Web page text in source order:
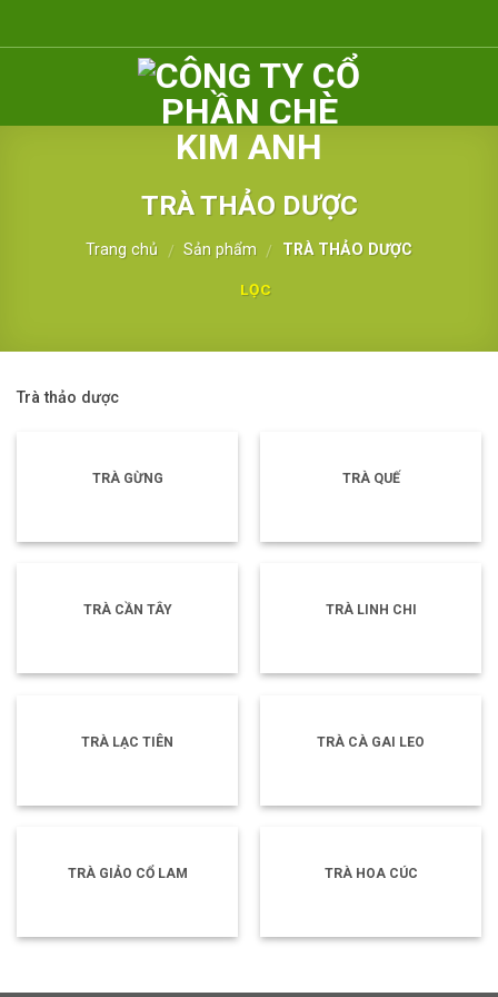
TRÀ THẢO DƯỢC
Trang chủ / Sản phẩm / TRÀ THẢO DƯỢC
LỌC
Trà thảo dược
TRÀ GỪNG TRÀ QUẾ
TRÀ CẦN TÂY TRÀ LINH CHI
TRÀ LẠC TIÊN TRÀ CÀ GAI LEO
TRÀ GIẢO CỔ LAM TRÀ HOA CÚC